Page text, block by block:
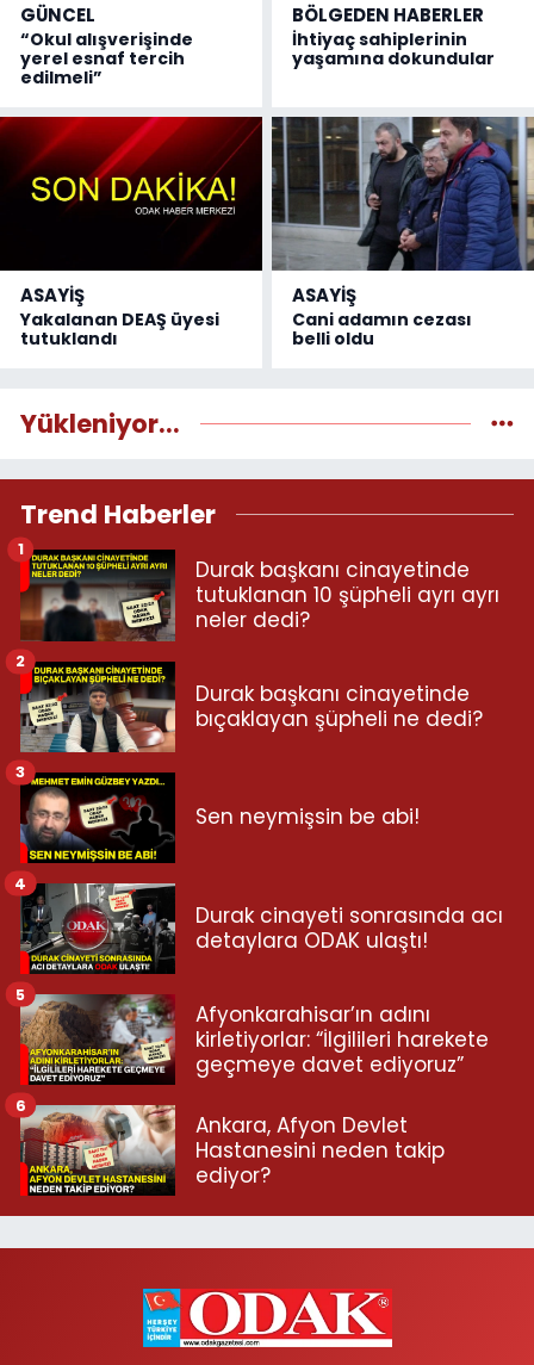
GÜNCEL
“Okul alışverişinde
yerel esnaf tercih
edilmeli”
BÖLGEDEN HABERLER
İhtiyaç sahiplerinin
yaşamına dokundular
ASAYİŞ
Yakalanan DEAŞ üyesi
tutuklandı
ASAYİŞ
Cani adamın cezası
belli oldu
Yükleniyor...
Trend Haberler
Durak başkanı cinayetinde
tutuklanan 10 şüpheli ayrı ayrı
neler dedi?
1
Durak başkanı cinayetinde
bıçaklayan şüpheli ne dedi?
2
Sen neymişsin be abi!
3
Durak cinayeti sonrasında acı
detaylara ODAK ulaştı!
4
Afyonkarahisar’ın adını
kirletiyorlar: “İlgilileri harekete
geçmeye davet ediyoruz”
5
Ankara, Afyon Devlet
Hastanesini neden takip
ediyor?
6